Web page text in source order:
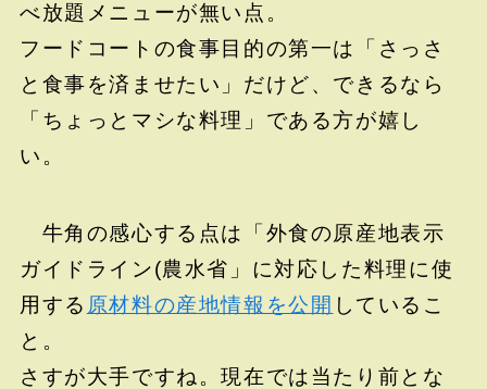
べ放題メニューが無い点。
フードコートの食事目的の第一は「さっさ
と食事を済ませたい」だけど、できるなら
「ちょっとマシな料理」である方が嬉し
い。
牛角の感心する点は「外食の原産地表示
ガイドライン(農水省」に対応した料理に使
用する 原材料の産地情報を公開 しているこ
と。
さすが大手ですね。現在では当たり前とな